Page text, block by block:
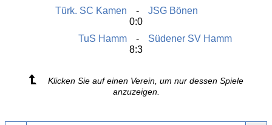
Türk. SC Kamen
JSG Bönen
0:0
TuS Hamm
Südener SV Hamm
8:3
Klicken Sie auf einen Verein, um nur dessen Spiele
anzuzeigen.